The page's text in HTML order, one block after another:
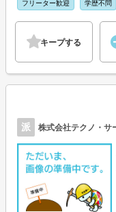
フリーター歓迎 学歴不問
キープする
派 株式会社テクノ・サ